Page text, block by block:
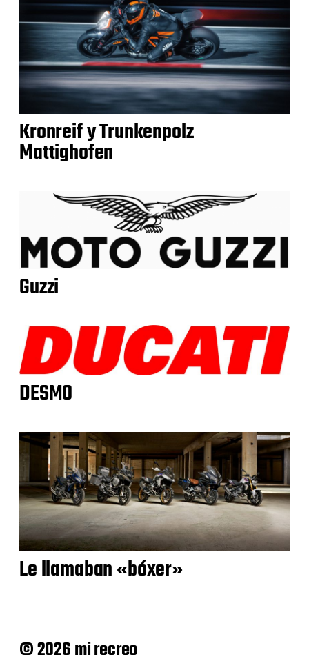
Kronreif y Trunkenpolz
Mattighofen
Guzzi
DESMO
Le llamaban «bóxer»
© 2026 mi recreo